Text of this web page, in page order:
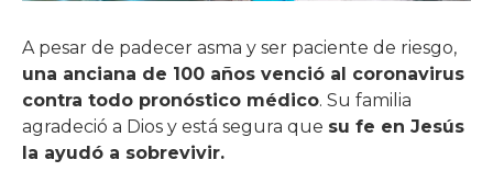
A pesar de padecer asma y ser paciente de riesgo,
una anciana de 100 años venció al coronavirus
contra todo pronóstico médico. Su familia
agradeció a Dios y está segura que su fe en Jesús
la ayudó a sobrevivir.